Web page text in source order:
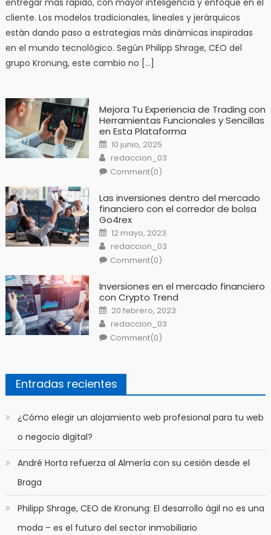
entregar más rápido, con mayor inteligencia y enfoque en el
cliente. Los modelos tradicionales, lineales y jerárquicos
están dando paso a estrategias más dinámicas inspiradas
en el mundo tecnológico. Según Philipp Shrage, CEO del
grupo Kronung, este cambio no […]
Mejora Tu Experiencia de Trading con
Herramientas Funcionales y Sencillas
en Esta Plataforma
Posted
on
10 junio, 2025
Author
redaccion_03
Comment(0)
Las inversiones dentro del mercado
financiero con el corredor de bolsa
Go4rex
Posted
on
12 mayo, 2023
Author
redaccion_03
Comment(0)
Inversiones en el mercado financiero
con Crypto Trend
Posted
on
20 febrero, 2023
Author
redaccion_03
Comment(0)
Entradas recientes
​¿Cómo elegir un alojamiento web profesional para tu web
o negocio digital?
André Horta refuerza al Almería con su cesión desde el
Braga
Philipp Shrage, CEO de Kronung: El desarrollo ágil no es una
moda – es el futuro del sector inmobiliario